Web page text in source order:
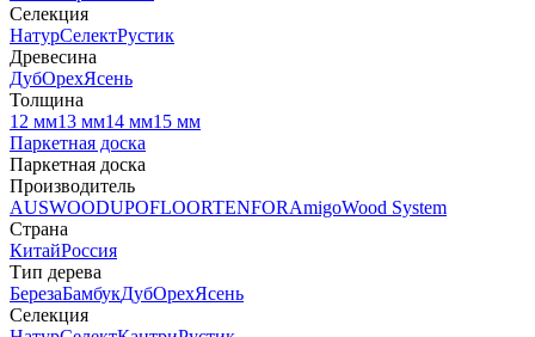
Селекция
НатурСелектРустик
Древесина
ДубОрехЯсень
Толщина
12 мм13 мм14 мм15 мм
Паркетная доска
Паркетная доска
Производитель
AUSWOODUPOFLOORTENFORAmigoWood System
Страна
КитайРоссия
Тип дерева
БерезаБамбукДубОрехЯсень
Селекция